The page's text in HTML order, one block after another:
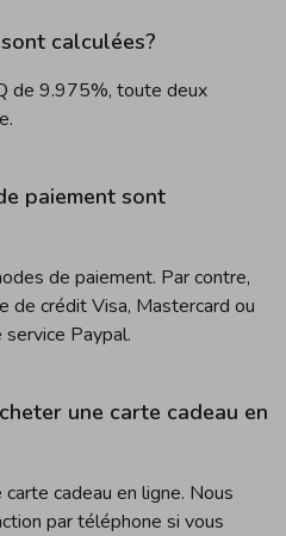
calculées?
de 9.975%, toute deux
paiement sont
de paiement. Par contre,
de crédit Visa, Mastercard ou
Paypal.
une carte cadeau en
cadeau en ligne. Nous
par téléphone si vous